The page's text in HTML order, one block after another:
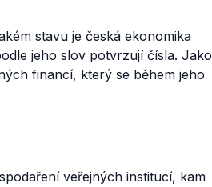
stavu je česká ekonomika
jeho slov potvrzují čísla. Jako
financí, který se během jeho
veřejných institucí, kam